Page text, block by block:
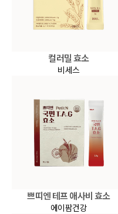
컬러밀 효소
비세스
쁘띠엔 테프 애사비 효소
에이팜건강